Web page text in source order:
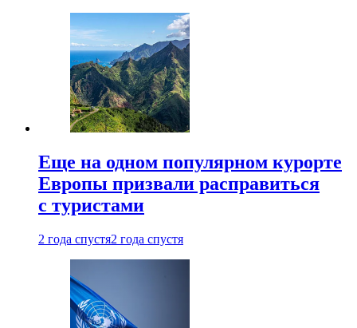
Еще на одном популярном курорте
Европы призвали расправиться
с туристами
2 года спустя2 года спустя